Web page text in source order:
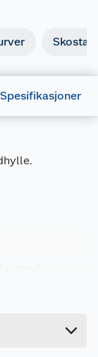
Spesifikasjoner